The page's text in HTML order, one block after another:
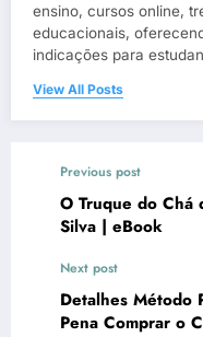
ensino, cursos online,
educacionais,
indicações para
View All Posts
Previous post
O Truque do Chá
Silva | eBook
Next post
Detalhes Método
Pena Comprar o